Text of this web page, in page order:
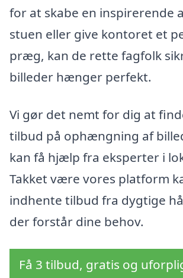
for at skabe en inspirerende
stuen eller give kontoret et
præg, kan de rette fagfolk
billeder hænger perfekt.
Vi gør det nemt for dig at
tilbud på ophængning af
kan få hjælp fra eksperter i
Takket være vores platform
indhente tilbud fra dygtige
der forstår dine behov.
Få 3 tilbud, gratis og